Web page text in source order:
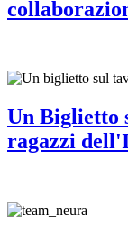
Un Biglietto
ragazzi